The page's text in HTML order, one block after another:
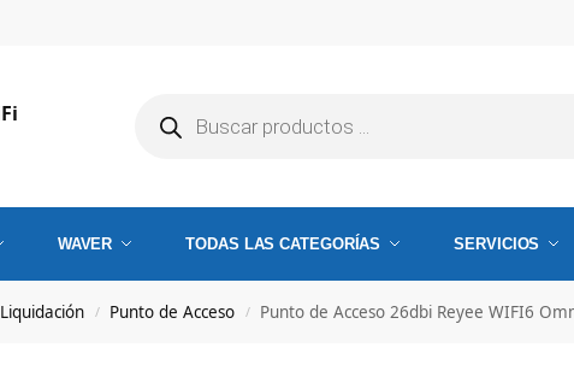
WAVER TODAS LAS CATEGORÍAS SERVICIOS
Liquidación / Punto de Acceso / Punto de Acceso 26dbi Reyee WIFI6